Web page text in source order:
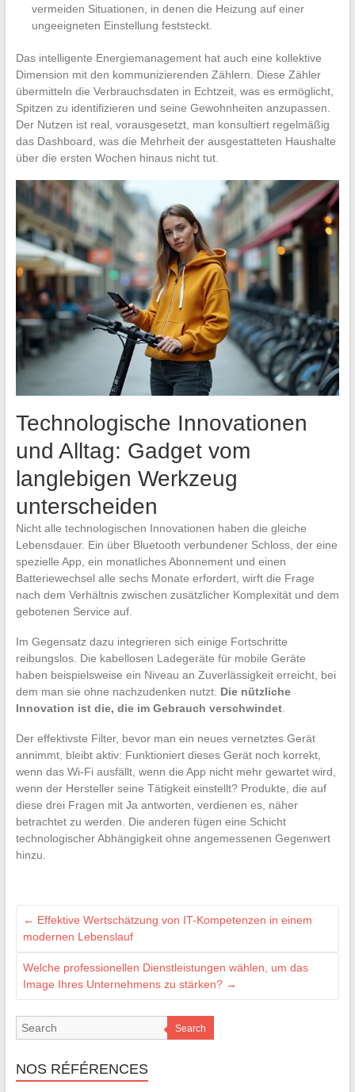
vermeiden Situationen, in denen die Heizung auf einer
ungeeigneten Einstellung feststeckt.
Das intelligente Energiemanagement hat auch eine kollektive
Dimension mit den kommunizierenden Zählern. Diese Zähler
übermitteln die Verbrauchsdaten in Echtzeit, was es ermöglicht,
Spitzen zu identifizieren und seine Gewohnheiten anzupassen.
Der Nutzen ist real, vorausgesetzt, man konsultiert regelmäßig
das Dashboard, was die Mehrheit der ausgestatteten Haushalte
über die ersten Wochen hinaus nicht tut.
Technologische Innovationen
und Alltag: Gadget vom
langlebigen Werkzeug
unterscheiden
Nicht alle technologischen Innovationen haben die gleiche
Lebensdauer. Ein über Bluetooth verbundener Schloss, der eine
spezielle App, ein monatliches Abonnement und einen
Batteriewechsel alle sechs Monate erfordert, wirft die Frage
nach dem Verhältnis zwischen zusätzlicher Komplexität und dem
gebotenen Service auf.
Im Gegensatz dazu integrieren sich einige Fortschritte
reibungslos. Die kabellosen Ladegeräte für mobile Geräte
haben beispielsweise ein Niveau an Zuverlässigkeit erreicht, bei
dem man sie ohne nachzudenken nutzt. Die nützliche
Innovation ist die, die im Gebrauch verschwindet.
Der effektivste Filter, bevor man ein neues vernetztes Gerät
annimmt, bleibt aktiv: Funktioniert dieses Gerät noch korrekt,
wenn das Wi-Fi ausfällt, wenn die App nicht mehr gewartet wird,
wenn der Hersteller seine Tätigkeit einstellt? Produkte, die auf
diese drei Fragen mit Ja antworten, verdienen es, näher
betrachtet zu werden. Die anderen fügen eine Schicht
technologischer Abhängigkeit ohne angemessenen Gegenwert
hinzu.
← Effektive Wertschätzung von IT-Kompetenzen in einem
modernen Lebenslauf
Welche professionellen Dienstleistungen wählen, um das
Image Ihres Unternehmens zu stärken? →
Search
NOS RÉFÉRENCES